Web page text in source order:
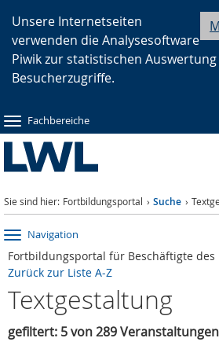
Inhalt
Unsere Internetseiten
verwenden die Analysesoftware
Piwik zur statistischen
Besucherzugriffe.
Fachbereiche
Sie sind hier: Fortbildungsportal Suche
Navigation
Fortbildungsportal für Beschäftigte des
Zurück zur Liste A-Z
Textgestaltung
gefiltert: 5 von 289 Veranstaltungen